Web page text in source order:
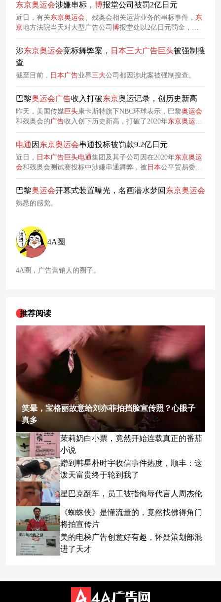
东京奥运会涉嫌串标， 博报堂公司被罚2亿日元
近日，有关东京奥运会 、残奥会相关运营业务的串标事件， 东
京地方法院当天对大型广告公司 博报堂处以2亿日元罚金，并
对该集团公司前社长横沟健一郎判处1年6个月监禁，缓期3年
执行。
涉东京奥运会竞标舞弊案， 日本三大广告巨头被强制搜
查
截至目前， 日本广告业界三大公司都因涉此案被强制搜查。
巴黎奥运会广告收入打破东京奥运记录，创历史新高
昨天，美国传媒 巨头康卡斯特旗下NBC环球表示，巴黎奥运会
和残奥会的广告收入创下历史新高，打破了2020年东京奥运会
期间12.5亿美元的广告收入纪录。
电通 因 东京奥运会串通投标被罚款9.2亿日元
近日， 日本广告巨头电通集团及其子公司因在2020年东京奥运
会和残奥会测试赛投标中涉嫌串通舞弊，被 日本公平贸易委员
会（JFTC）处以总计9.2亿日元罚款。为防止类似事件重演，
电通声称已启动文化改革，将诚信经营列为核心原则。
巴黎奥运会开幕式装置曝光，名画潜水梦回 东京奥运会
熟悉的感觉。
4A圈
4A圈，广告营销人的圈子。
推荐阅读
笑晕，宝格丽故意给刘亦菲拍挡脸宣传照？心眼子
真多
茉莉奶白小票，竟然开始连载真正的番茄
小说
蹭到韩星朴时宇收信事件热度，顺丰：这
泼天富贵终于轮到我了
星巴克翻车，员工被指侮辱代言人周杰伦
《蜘蛛侠》是懂流量的，竟然找佛得角门
将拍宣传片
美的电梯广告创意好有趣，怀疑策划部混
进了天才